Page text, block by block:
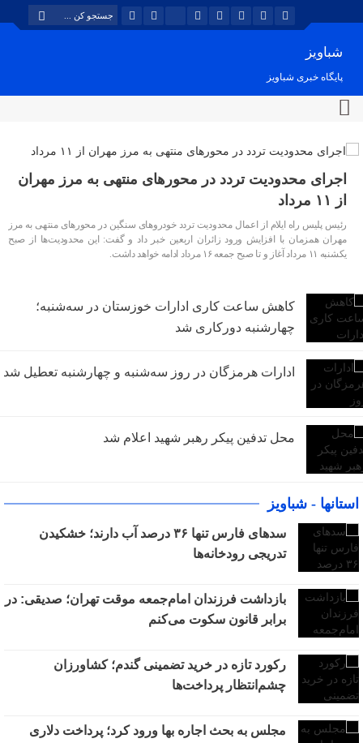
شباویز
پایگاه خبری شباویز
اجرای محدودیت تردد در محورهای منتهی به مرز مهران
از ۱۱ مرداد
رئیس پلیس راه ایلام از اعمال محدودیت تردد خودروهای سنگین در محورهای منتهی به مرز
مهران همزمان با افزایش ورود زائران اربعین خبر داد و گفت: این محدودیت‌ها از صبح
یکشنبه ۱۱ مرداد آغاز و تا صبح جمعه ۱۶ مرداد ادامه خواهد داشت.
کاهش ساعت کاری ادارات خوزستان در سه‌شنبه؛
چهارشنبه دورکاری شد
ادارات هرمزگان در روز سه‌شنبه و چهارشنبه تعطیل شد
محل تدفین پیکر رهبر شهید اعلام شد
استانها - شباویز
سدهای فارس تنها ۳۶ درصد آب دارند؛ خشکیدن
تدریجی رودخانه‌ها
بازداشت فرزندان امام‌جمعه موقت تهران؛ صدیقی: در
برابر قانون سکوت می‌کنم
رکورد تازه در خرید تضمینی گندم؛ کشاورزان
چشم‌انتظار پرداخت‌ها
مجلس به بحث اجاره بها ورود کرد؛ پرداخت دلاری